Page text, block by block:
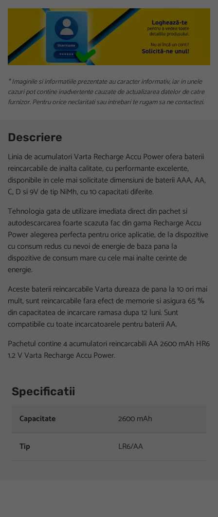
* Imaginile si informatiile prezentate au caracter informativ, iar in unele
cazuri pot contine inadvertente cauzate de actualizarea datelor de catre
furnizor. Pentru orice neclaritati sau intrebari te rugam sa ne contactezi.
Descriere
Linia de acumulatori Varta Recharge Accu Power ofera baterii
reincarcabile de inalta calitate, cu performante excelente,
disponibile in cele mai solicitate dimensiuni de baterii AAA, AA,
C, D si 9V de tip NiMh, cu 10 capacitati diferite.
Tehnologia gata de utilizare imediata direct din pachet si
autodescarcarea foarte scazuta fac din gama Recharge Accu
Power alegerea perfecta pentru orice aplicatie, de la dispozitive
cu consum redus cu nevoi de energie de baza pana la
dispozitive de consum mare cu cele mai inalte cerinte de
energie.
Aceste baterii reincarcabile Varta dureaza de pana la 10 ori mai
mult, sunt reincarcabile fara efect de memorie si asigura 65 %
din capacitatea de incarcare ramasa dupa 12 luni. Sunt
compatibile cu toate incarcatoarele pentru baterii AA.
Pachetul contine 4 acumulatori reincarcabili AA 2600 mAh HR6
1.2 V Varta Recharge Accu Power.
Specificatii
Capacitate 2600 mAh
Tip LR6/AA